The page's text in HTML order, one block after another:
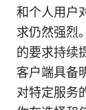
和个人用户
求仍然强烈
的要求持续
客户端具备
对特定服务